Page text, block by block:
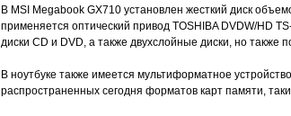
В MSI Megabook GX710 установлен жесткий диск
применяется оптический привод TOSHIBA DVDW/HD
диски CD и DVD, а также двухслойные диски, но также
В ноутбуке также имеется мультиформатное
распространенных сегодня форматов карт памяти,